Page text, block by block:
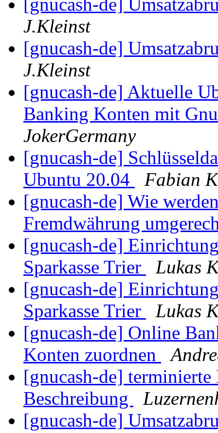
[gnucash-de]
J.Kleinst
[gnucash-de]
J.Kleinst
[gnucash-de] Aktuelle
Banking Konten mit
JokerGermany
[gnucash-de]
Ubuntu 20.04
Fabian
[gnucash-de] Wie
Fremdwährung
[gnucash-de]
Sparkasse Trier
Lukas
[gnucash-de]
Sparkasse Trier
Lukas
[gnucash-de] Online
Konten zuordnen
[gnucash-de]
Beschreibung
[gnucash-de]